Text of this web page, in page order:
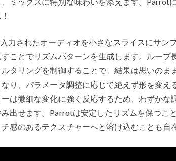
力されたオーディオを小さなスライスにサン
ことでリズムパターンを生成します。ループ
ルタリングを制御することで、結果は思いの
り、パラメータ調整に応じて絶えず形を変
は微細な変化に強く反応するため、わずか
出せます。Parrotは安定したリズムを保つこ
感のあるテクスチャーへと溶け込むことも自